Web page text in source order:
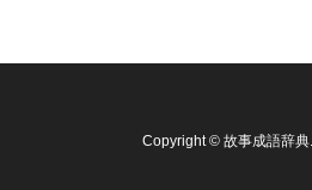
Copyright © 故事成語辞典